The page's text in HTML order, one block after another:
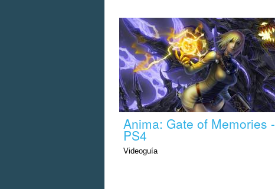
Anima: Gate of Memories -
PS4
Videoguía